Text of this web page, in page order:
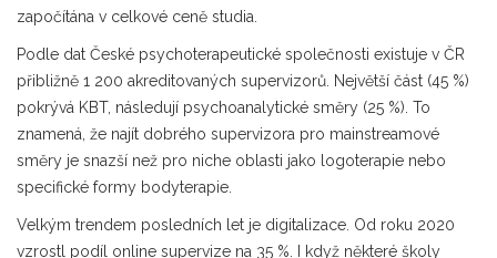
započítána v celkové ceně studia.
Podle dat České psychoterapeutické společnosti existuje v ČR
přibližně 1 200 akreditovaných supervizorů. Největší část (45 %)
pokrývá KBT, následují psychoanalytické směry (25 %). To
znamená, že najít dobrého supervizora pro mainstreamové
směry je snazší než pro niche oblasti jako logoterapie nebo
specifické formy bodyterapie.
Velkým trendem posledních let je digitalizace. Od roku 2020
vzrostl podíl online supervize na 35 %. I když některé školy